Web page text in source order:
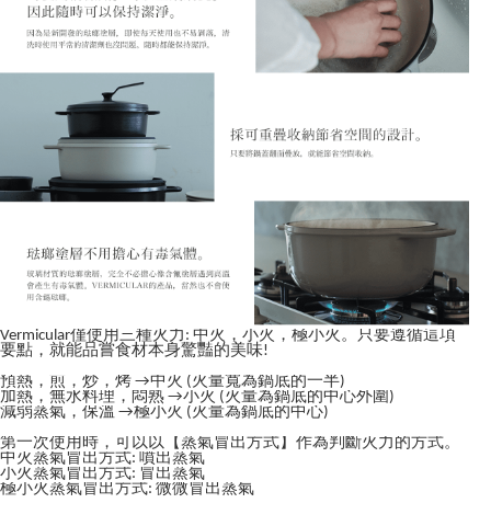
Vermicular僅使用三種火力: 中火，小火，極小火。只要遵循這項
要點，就能品嘗食材本身驚豔的美味!
預熱，煎，炒，烤 →中火 (火量寬為鍋底的一半)
加熱，無水料理，悶熟 →小火 (火量為鍋底的中心外圍)
減弱蒸氣，保溫 →極小火 (火量為鍋底的中心)
第一次使用時，可以以【蒸氣冒出方式】作為判斷火力的方式。
中火蒸氣冒出方式: 噴出蒸氣
小火蒸氣冒出方式: 冒出蒸氣
極小火蒸氣冒出方式: 微微冒出蒸氣